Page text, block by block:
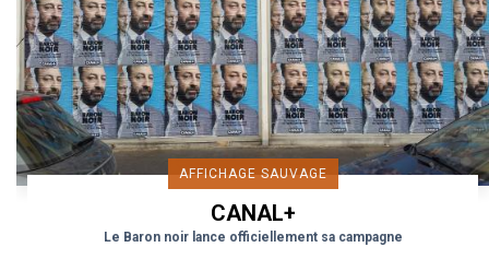
AFFICHAGE SAUVAGE
CANAL+
Le Baron noir lance officiellement sa campagne